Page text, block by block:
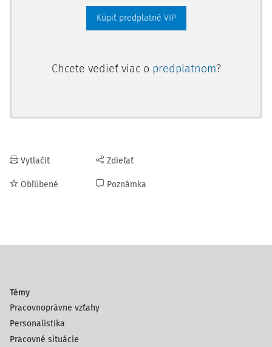
Kúpiť predplatné VIP
Chcete vedieť viac o predplatnom?
Vytlačiť
Obľúbené
Zdieľať
Poznámka
Témy
Pracovnoprávne vzťahy
Personalistika
Pracovné situácie